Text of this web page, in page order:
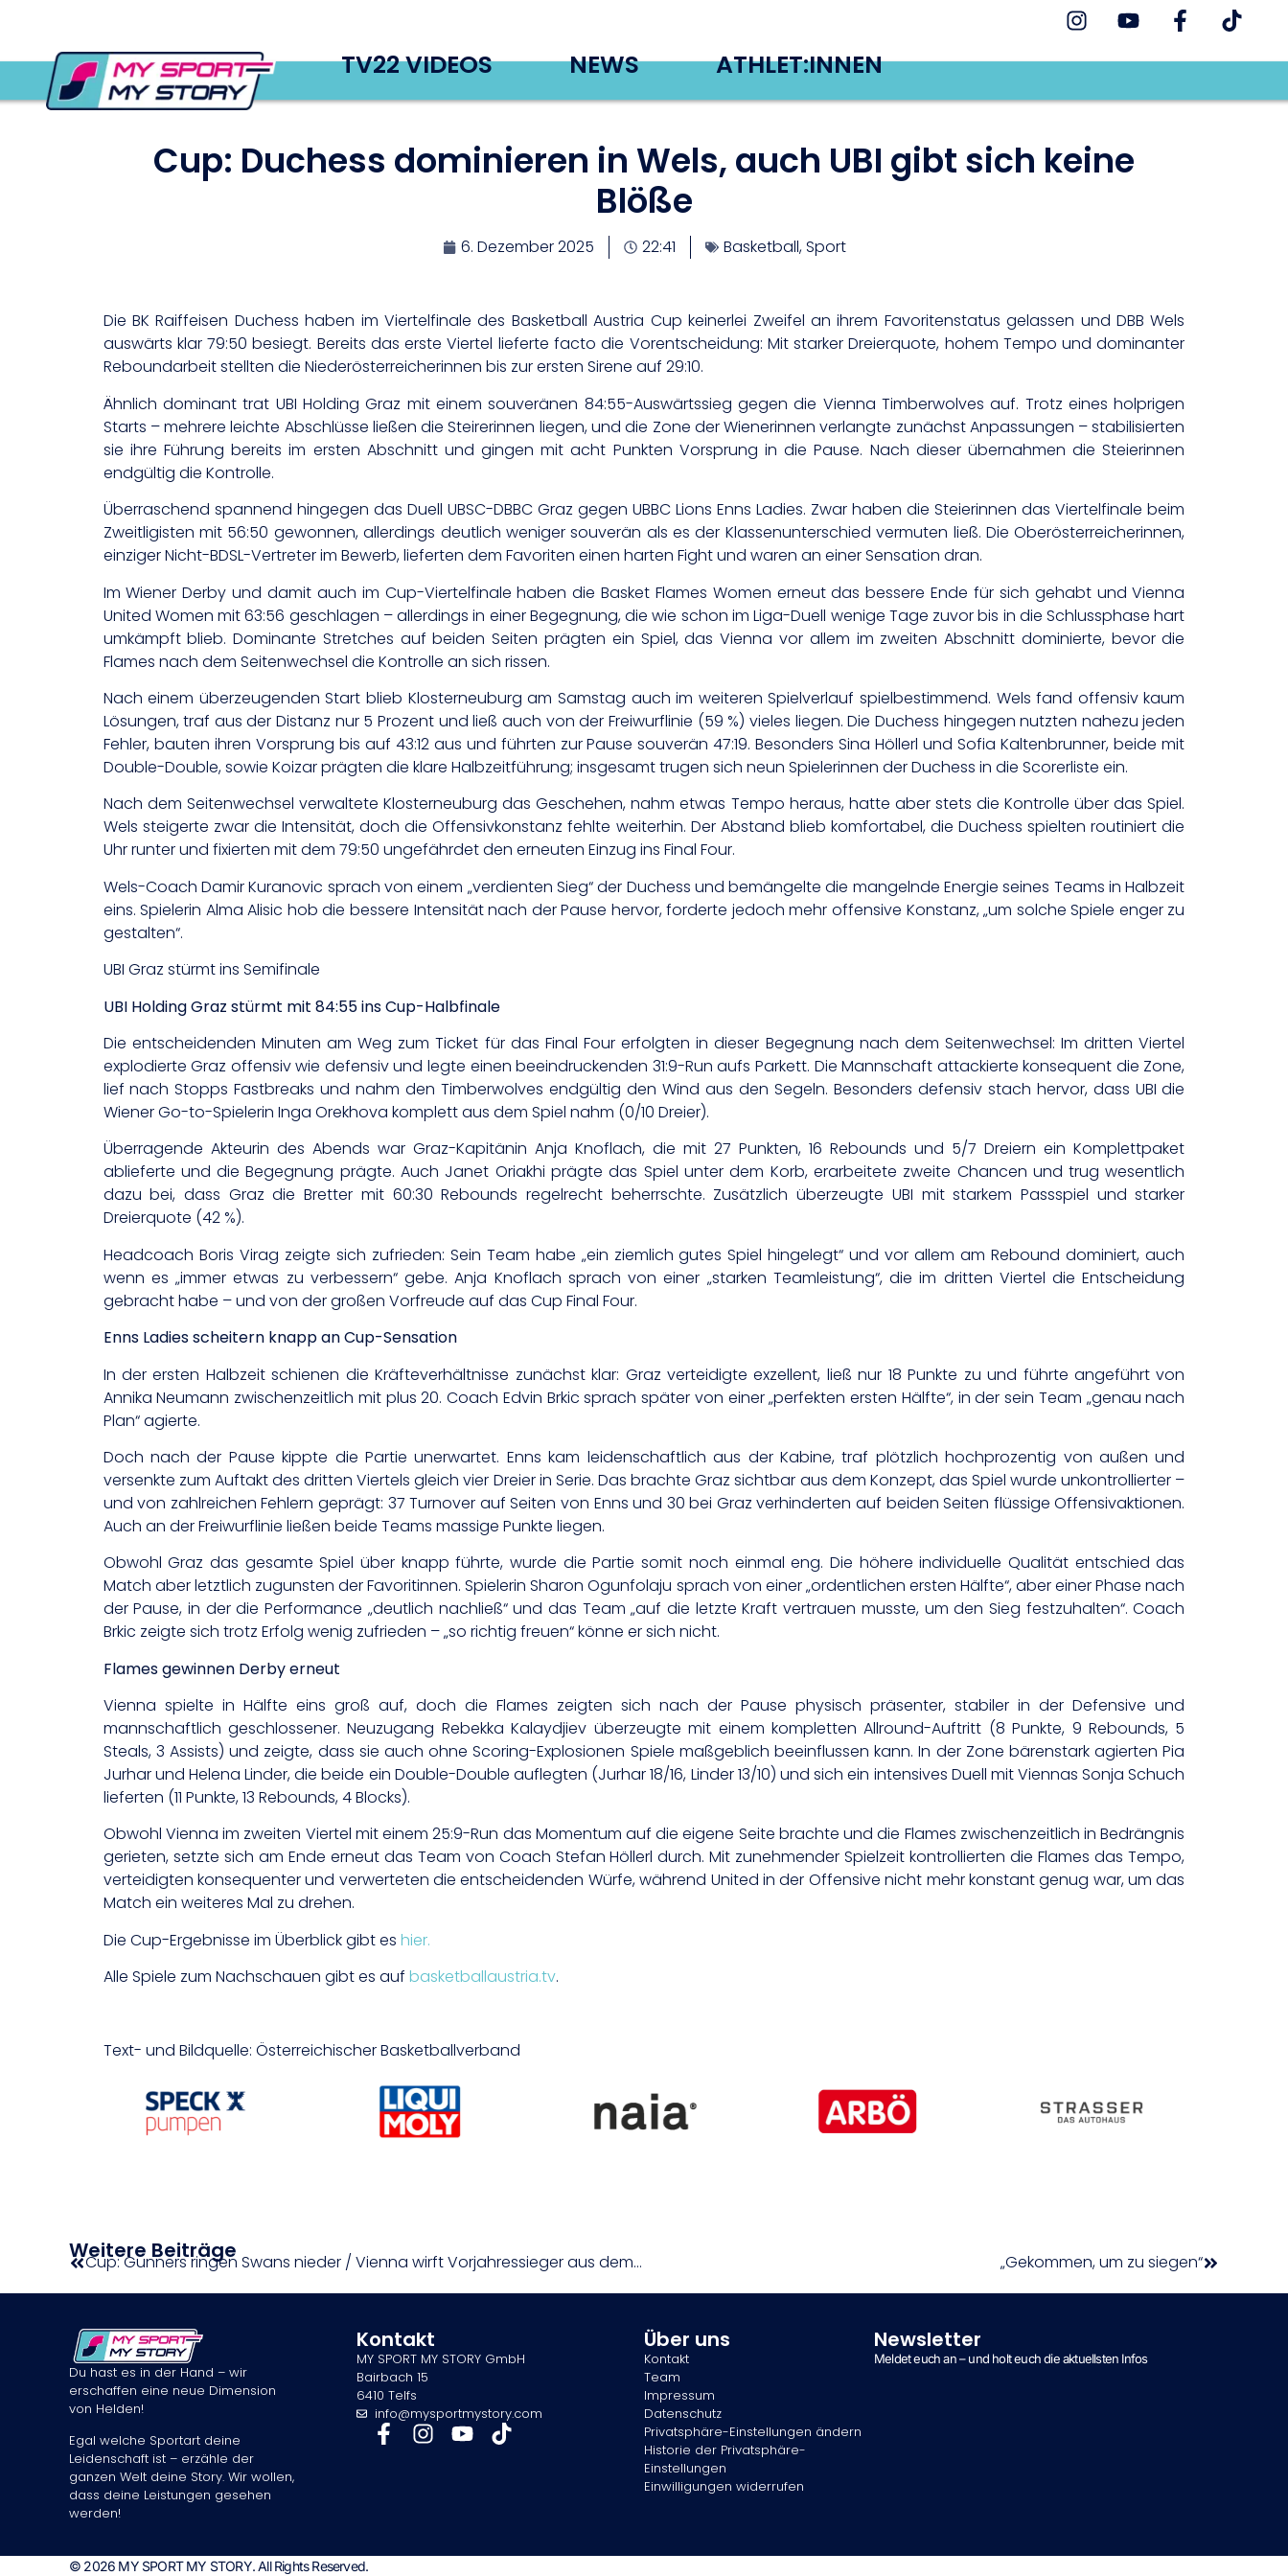
TV22 VIDEOS NEWS ATHLET:INNEN
Cup: Duchess dominieren in Wels, auch UBI gibt sich keine
Blöße
6. Dezember 2025 22:41 Basketball,Sport
Die BK Raiffeisen Duchess haben im Viertelfinale des Basketball Austria Cup keinerlei Zweifel an ihrem Favoritenstatus gelassen und DBB Wels
auswärts klar 79:50 besiegt. Bereits das erste Viertel lieferte facto die Vorentscheidung: Mit starker Dreierquote, hohem Tempo und dominanter
Reboundarbeit stellten die Niederösterreicherinnen bis zur ersten Sirene auf 29:10.
Ähnlich dominant trat UBI Holding Graz mit einem souveränen 84:55-Auswärtssieg gegen die Vienna Timberwolves auf. Trotz eines holprigen
Starts – mehrere leichte Abschlüsse ließen die Steirerinnen liegen, und die Zone der Wienerinnen verlangte zunächst Anpassungen – stabilisierten
sie ihre Führung bereits im ersten Abschnitt und gingen mit acht Punkten Vorsprung in die Pause. Nach dieser übernahmen die Steierinnen
endgültig die Kontrolle.
Überraschend spannend hingegen das Duell UBSC-DBBC Graz gegen UBBC Lions Enns Ladies. Zwar haben die Steierinnen das Viertelfinale beim
Zweitligisten mit 56:50 gewonnen, allerdings deutlich weniger souverän als es der Klassenunterschied vermuten ließ. Die Oberösterreicherinnen,
einziger Nicht-BDSL-Vertreter im Bewerb, lieferten dem Favoriten einen harten Fight und waren an einer Sensation dran.
Im Wiener Derby und damit auch im Cup-Viertelfinale haben die Basket Flames Women erneut das bessere Ende für sich gehabt und Vienna
United Women mit 63:56 geschlagen – allerdings in einer Begegnung, die wie schon im Liga-Duell wenige Tage zuvor bis in die Schlussphase hart
umkämpft blieb. Dominante Stretches auf beiden Seiten prägten ein Spiel, das Vienna vor allem im zweiten Abschnitt dominierte, bevor die
Flames nach dem Seitenwechsel die Kontrolle an sich rissen.
Nach einem überzeugenden Start blieb Klosterneuburg am Samstag auch im weiteren Spielverlauf spielbestimmend. Wels fand offensiv kaum
Lösungen, traf aus der Distanz nur 5 Prozent und ließ auch von der Freiwurflinie (59 %) vieles liegen. Die Duchess hingegen nutzten nahezu jeden
Fehler, bauten ihren Vorsprung bis auf 43:12 aus und führten zur Pause souverän 47:19. Besonders Sina Höllerl und Sofia Kaltenbrunner, beide mit
Double-Double, sowie Koizar prägten die klare Halbzeitführung; insgesamt trugen sich neun Spielerinnen der Duchess in die Scorerliste ein.
Nach dem Seitenwechsel verwaltete Klosterneuburg das Geschehen, nahm etwas Tempo heraus, hatte aber stets die Kontrolle über das Spiel.
Wels steigerte zwar die Intensität, doch die Offensivkonstanz fehlte weiterhin. Der Abstand blieb komfortabel, die Duchess spielten routiniert die
Uhr runter und fixierten mit dem 79:50 ungefährdet den erneuten Einzug ins Final Four.
Wels-Coach Damir Kuranovic sprach von einem „verdienten Sieg“ der Duchess und bemängelte die mangelnde Energie seines Teams in Halbzeit
eins. Spielerin Alma Alisic hob die bessere Intensität nach der Pause hervor, forderte jedoch mehr offensive Konstanz, „um solche Spiele enger zu
gestalten“.
UBI Graz stürmt ins Semifinale
UBI Holding Graz stürmt mit 84:55 ins Cup-Halbfinale
Die entscheidenden Minuten am Weg zum Ticket für das Final Four erfolgten in dieser Begegnung nach dem Seitenwechsel: Im dritten Viertel
explodierte Graz offensiv wie defensiv und legte einen beeindruckenden 31:9-Run aufs Parkett. Die Mannschaft attackierte konsequent die Zone,
lief nach Stopps Fastbreaks und nahm den Timberwolves endgültig den Wind aus den Segeln. Besonders defensiv stach hervor, dass UBI die
Wiener Go-to-Spielerin Inga Orekhova komplett aus dem Spiel nahm (0/10 Dreier).
Überragende Akteurin des Abends war Graz-Kapitänin Anja Knoflach, die mit 27 Punkten, 16 Rebounds und 5/7 Dreiern ein Komplettpaket
ablieferte und die Begegnung prägte. Auch Janet Oriakhi prägte das Spiel unter dem Korb, erarbeitete zweite Chancen und trug wesentlich
dazu bei, dass Graz die Bretter mit 60:30 Rebounds regelrecht beherrschte. Zusätzlich überzeugte UBI mit starkem Passspiel und starker
Dreierquote (42 %).
Headcoach Boris Virag zeigte sich zufrieden: Sein Team habe „ein ziemlich gutes Spiel hingelegt“ und vor allem am Rebound dominiert, auch
wenn es „immer etwas zu verbessern“ gebe. Anja Knoflach sprach von einer „starken Teamleistung“, die im dritten Viertel die Entscheidung
gebracht habe – und von der großen Vorfreude auf das Cup Final Four.
Enns Ladies scheitern knapp an Cup-Sensation
In der ersten Halbzeit schienen die Kräfteverhältnisse zunächst klar: Graz verteidigte exzellent, ließ nur 18 Punkte zu und führte angeführt von
Annika Neumann zwischenzeitlich mit plus 20. Coach Edvin Brkic sprach später von einer „perfekten ersten Hälfte“, in der sein Team „genau nach
Plan“ agierte.
Doch nach der Pause kippte die Partie unerwartet. Enns kam leidenschaftlich aus der Kabine, traf plötzlich hochprozentig von außen und
versenkte zum Auftakt des dritten Viertels gleich vier Dreier in Serie. Das brachte Graz sichtbar aus dem Konzept, das Spiel wurde unkontrollierter –
und von zahlreichen Fehlern geprägt: 37 Turnover auf Seiten von Enns und 30 bei Graz verhinderten auf beiden Seiten flüssige Offensivaktionen.
Auch an der Freiwurflinie ließen beide Teams massige Punkte liegen.
Obwohl Graz das gesamte Spiel über knapp führte, wurde die Partie somit noch einmal eng. Die höhere individuelle Qualität entschied das
Match aber letztlich zugunsten der Favoritinnen. Spielerin Sharon Ogunfolaju sprach von einer „ordentlichen ersten Hälfte“, aber einer Phase nach
der Pause, in der die Performance „deutlich nachließ“ und das Team „auf die letzte Kraft vertrauen musste, um den Sieg festzuhalten“. Coach
Brkic zeigte sich trotz Erfolg wenig zufrieden – „so richtig freuen“ könne er sich nicht.
Flames gewinnen Derby erneut
Vienna spielte in Hälfte eins groß auf, doch die Flames zeigten sich nach der Pause physisch präsenter, stabiler in der Defensive und
mannschaftlich geschlossener. Neuzugang Rebekka Kalaydjiev überzeugte mit einem kompletten Allround-Auftritt (8 Punkte, 9 Rebounds, 5
Steals, 3 Assists) und zeigte, dass sie auch ohne Scoring-Explosionen Spiele maßgeblich beeinflussen kann. In der Zone bärenstark agierten Pia
Jurhar und Helena Linder, die beide ein Double-Double auflegten (Jurhar 18/16, Linder 13/10) und sich ein intensives Duell mit Viennas Sonja Schuch
lieferten (11 Punkte, 13 Rebounds, 4 Blocks).
Obwohl Vienna im zweiten Viertel mit einem 25:9-Run das Momentum auf die eigene Seite brachte und die Flames zwischenzeitlich in Bedrängnis
gerieten, setzte sich am Ende erneut das Team von Coach Stefan Höllerl durch. Mit zunehmender Spielzeit kontrollierten die Flames das Tempo,
verteidigten konsequenter und verwerteten die entscheidenden Würfe, während United in der Offensive nicht mehr konstant genug war, um das
Match ein weiteres Mal zu drehen.
Die Cup-Ergebnisse im Überblick gibt es hier.
Alle Spiele zum Nachschauen gibt es auf basketballaustria.tv.
Text- und Bildquelle: Österreichischer Basketballverband
Weitere Beiträge Cup: Gunners ringen Swans nieder / Vienna wirft Vorjahressieger aus dem Bewerb „Gekommen, um zu siegen“
Du hast es in der Hand – wir
erschaffen eine neue Dimension
von Helden!
Egal welche Sportart deine
Leidenschaft ist – erzähle der
ganzen Welt deine Story. Wir wollen,
dass deine Leistungen gesehen
werden!
Kontakt
MY SPORT MY STORY GmbH
Bairbach 15
6410 Telfs
info@mysportmystory.com
Über uns
Kontakt
Team
Impressum
Datenschutz
Privatsphäre-Einstellungen ändern
Historie der Privatsphäre-
Einstellungen
Einwilligungen widerrufen
Newsletter
Meldet euch an – und holt euch die aktuellsten Infos
© 2026 MY SPORT MY STORY. All Rights Reserved.